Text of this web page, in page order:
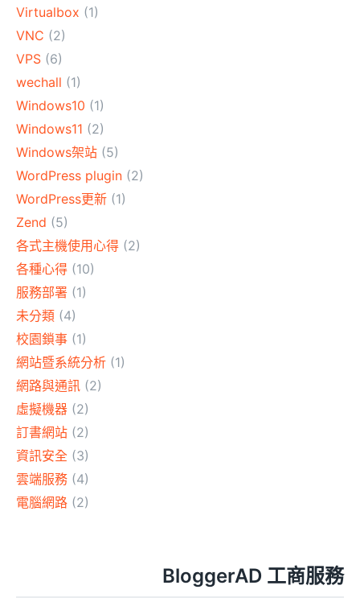
Virtualbox (1)
VNC (2)
VPS (6)
wechall (1)
Windows10 (1)
Windows11 (2)
Windows架站 (5)
WordPress plugin (2)
WordPress更新 (1)
Zend (5)
各式主機使用心得 (2)
各種心得 (10)
服務部署 (1)
未分類 (4)
校園鎖事 (1)
網站暨系統分析 (1)
網路與通訊 (2)
虛擬機器 (2)
訂書網站 (2)
資訊安全 (3)
雲端服務 (4)
電腦網路 (2)
BloggerAD 工商服務